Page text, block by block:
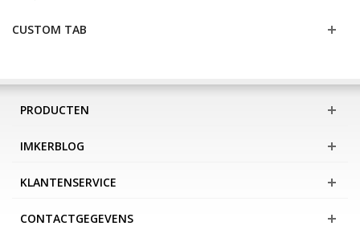
CUSTOM TAB
PRODUCTEN
IMKERBLOG
KLANTENSERVICE
CONTACTGEGEVENS